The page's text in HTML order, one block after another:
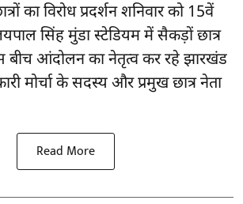
का विरोध प्रदर्शन शनिवार को 15वें
सिंह मुंडा स्टेडियम में सैकड़ों छात्र
बीच आंदोलन का नेतृत्व कर रहे झारखंड
मोर्चा के सदस्य और प्रमुख छात्र नेता
Read More